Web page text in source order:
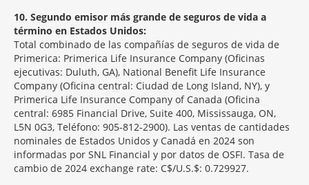
10 Segundo emisor más grande de seguros de vida a
término en Estados Unidos:
Total combinado de las compañías de seguros de vida de
Primerica: Primerica Life Insurance Company (Oficinas
ejecutivas: Duluth, GA), National Benefit Life Insurance
Company (Oficina central: Ciudad de Long Island, NY), y
Primerica Life Insurance Company of Canada (Oficina
central: 6985 Financial Drive, Suite 400, Mississauga, ON,
L5N 0G3, Teléfono: 905-812-2900). Las ventas de cantidades
nominales de Estados Unidos y Canadá en 2024 son
informadas por SNL Financial y por datos de OSFI. Tasa de
cambio de 2024 exchange rate: C$/U.S.$: 0.729927.